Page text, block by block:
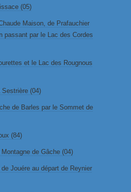
(05)
Maison, de Prafauchier
passant par le Lac des Cordes
et le Lac des Rougnous
(04)
de Barles par le Sommet de
(84)
de Gâche (04)
Jouére au départ de Reynier